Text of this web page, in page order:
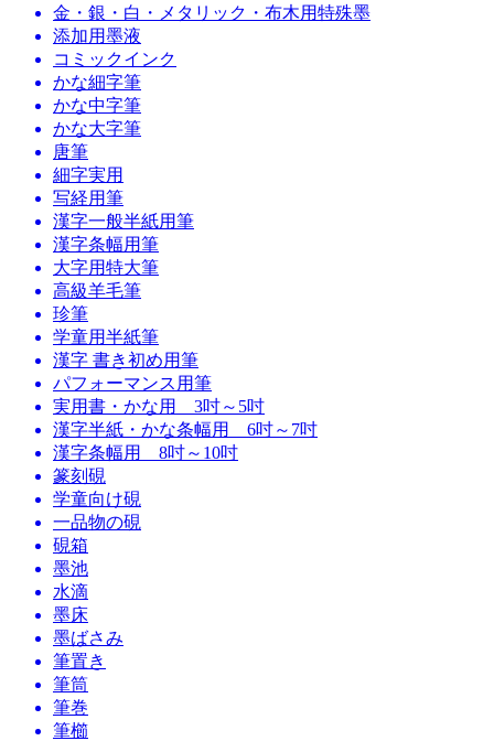
金・銀・白・メタリック・布木用特殊墨
添加用墨液
コミックインク
かな細字筆
かな中字筆
かな大字筆
唐筆
細字実用
写経用筆
漢字一般半紙用筆
漢字条幅用筆
大字用特大筆
高級羊毛筆
珍筆
学童用半紙筆
漢字 書き初め用筆
パフォーマンス用筆
実用書・かな用 3吋～5吋
漢字半紙・かな条幅用 6吋～7吋
漢字条幅用 8吋～10吋
篆刻硯
学童向け硯
一品物の硯
硯箱
墨池
水滴
墨床
墨ばさみ
筆置き
筆筒
筆巻
筆櫛